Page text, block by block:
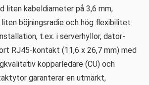
liten kabeldiameter på 3,6 mm,
böjningsradie och hög flexibilitet
t.ex. i serverhyllor, dator-
RJ45-kontakt (11,6 x 26,7 mm) med
kopparledare (CU) och
garanterar en utmärkt,